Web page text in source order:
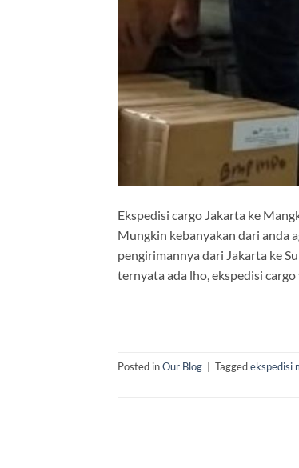
Ekspedisi cargo Jakarta ke
Mungkin kebanyakan dari anda
pengirimannya dari Jakarta ke
ternyata ada lho, ekspedisi
Posted inOur Blog Taggedekspedisi